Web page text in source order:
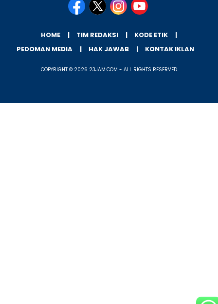
HOME TIM REDAKSI
KODE ETIK
PEDOMAN MEDIA
HAK JAWAB KONTAK IKLAN
COPYRIGHT © 2026 23JAM.COM - ALL RIGHTS RESERVED